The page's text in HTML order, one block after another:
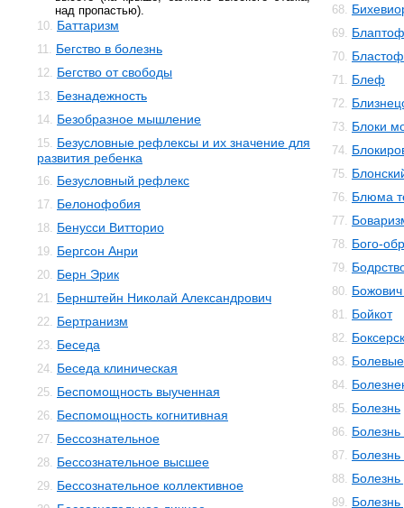
над пропастью).
10. Баттаризм
11. Бегство в болезнь
12. Бегство от свободы
13. Безнадежность
14. Безобразное мышление
15. Безусловные рефлексы и их значение для
развития ребенка
16. Безусловный рефлекс
17. Белонофобия
18. Бенусси Витторио
19. Бергсон Анри
20. Берн Эрик
21. Бернштейн Николай Александрович
22. Бертранизм
23. Беседа
24. Беседа клиническая
25. Беспомощность выученная
26. Беспомощность когнитивная
27. Бессознательное
28. Бессознательное высшее
29. Бессознательное коллективное
68.
69.
70.
71. Блеф
72.
73. Блоки
74.
75.
76. Блюма
77.
78. Бого-
79.
80.
81. Бойкот
82.
83.
84.
85. Болезнь
86.
87.
88.
89.